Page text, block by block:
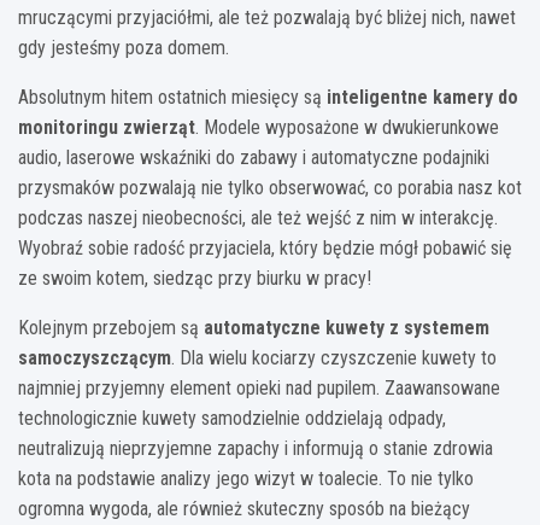
mruczącymi przyjaciółmi, ale też pozwalają być bliżej nich, nawet
gdy jesteśmy poza domem.
Absolutnym hitem ostatnich miesięcy są inteligentne kamery do
monitoringu zwierząt. Modele wyposażone w dwukierunkowe
audio, laserowe wskaźniki do zabawy i automatyczne podajniki
przysmaków pozwalają nie tylko obserwować, co porabia nasz kot
podczas naszej nieobecności, ale też wejść z nim w interakcję.
Wyobraź sobie radość przyjaciela, który będzie mógł pobawić się
ze swoim kotem, siedząc przy biurku w pracy!
Kolejnym przebojem są automatyczne kuwety z systemem
samoczyszczącym. Dla wielu kociarzy czyszczenie kuwety to
najmniej przyjemny element opieki nad pupilem. Zaawansowane
technologicznie kuwety samodzielnie oddzielają odpady,
neutralizują nieprzyjemne zapachy i informują o stanie zdrowia
kota na podstawie analizy jego wizyt w toalecie. To nie tylko
ogromna wygoda, ale również skuteczny sposób na bieżący